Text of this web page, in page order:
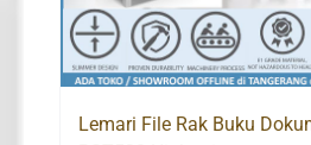
Lemari File Rak Buku